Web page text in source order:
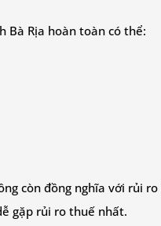
Bà Rịa hoàn toàn có thể:
còn đồng nghĩa với rủi
gặp rủi ro thuế nhất.